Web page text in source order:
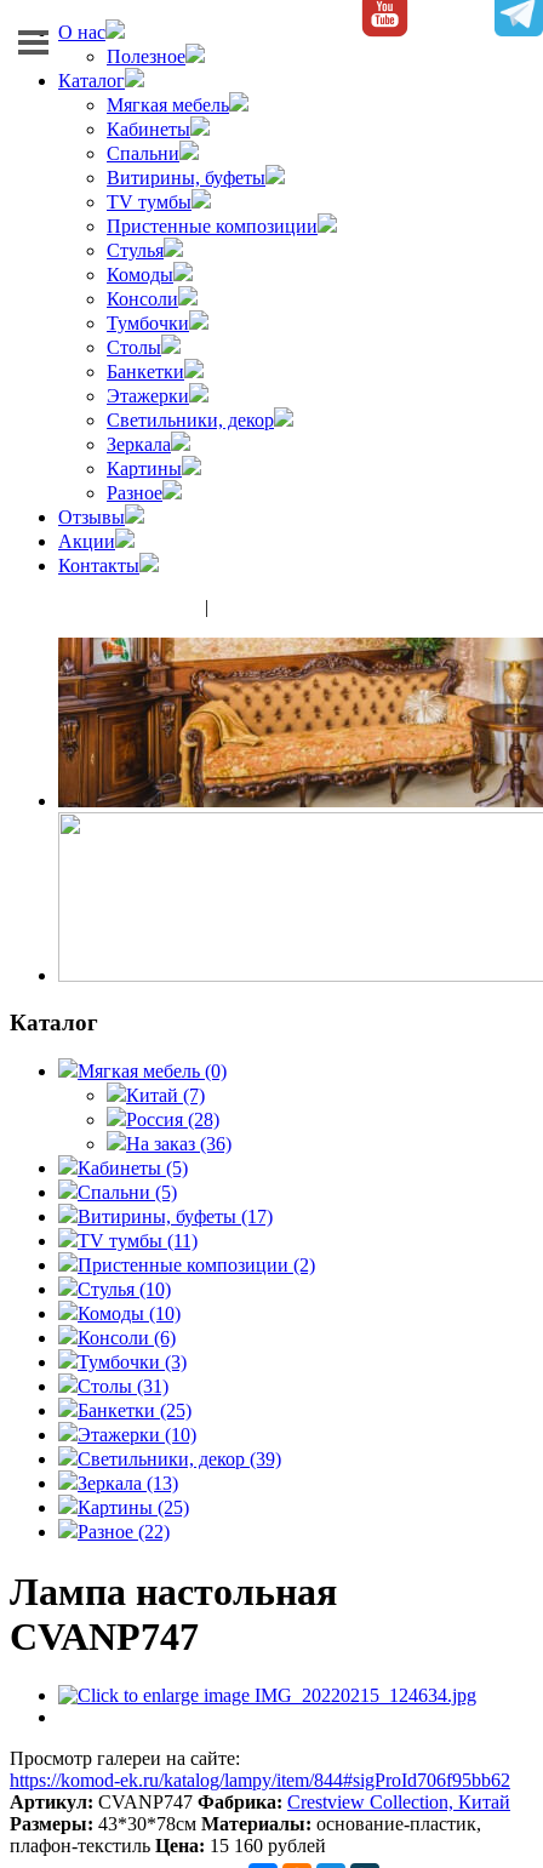
О нас
Полезное
Каталог
Мягкая мебель
Кабинеты
Спальни
Витирины, буфеты
TV тумбы
Пристенные композиции
Стулья
Комоды
Консоли
Тумбочки
Столы
Банкетки
Этажерки
Светильники, декор
Зеркала
Картины
Разное
Отзывы
Акции
Контакты
|
Каталог
Мягкая мебель (0)
Китай (7)
Россия (28)
На заказ (36)
Кабинеты (5)
Спальни (5)
Витирины, буфеты (17)
TV тумбы (11)
Пристенные композиции (2)
Стулья (10)
Комоды (10)
Консоли (6)
Тумбочки (3)
Столы (31)
Банкетки (25)
Этажерки (10)
Светильники, декор (39)
Зеркала (13)
Картины (25)
Разное (22)
Лампа настольная
CVANP747
Просмотр галереи на сайте:
https://komod-ek.ru/katalog/lampy/item/844#sigProId706f95bb62
Артикул: CVANP747 Фабрика: Crestview Collection, Китай
Размеры: 43*30*78см Материалы: основание-пластик,
плафон-текстиль Цена: 15 160 рублей